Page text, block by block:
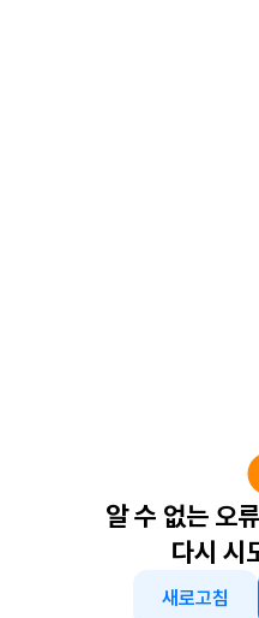
알 수 없는 오
다시 시
새로고침